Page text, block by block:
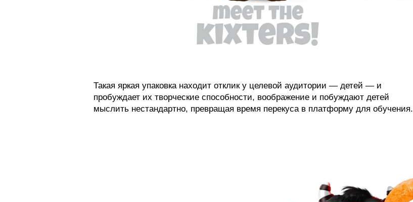
Такая яркая упаковка находит отклик у целевой аудитории — детей — и
пробуждает их творческие способности, воображение и побуждают детей
мыслить нестандартно, превращая время перекуса в платформу для обучения.